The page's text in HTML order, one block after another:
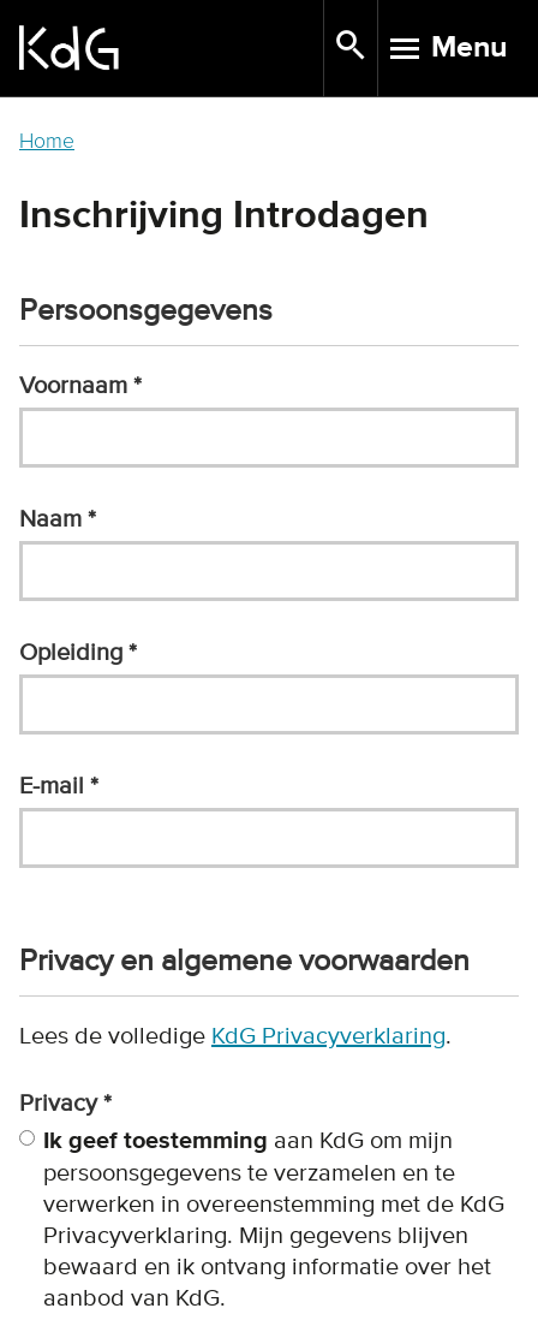
main
TOGGLE
Menu
Home
Inschrijving Introdagen
Persoonsgegevens
Voornaam
Naam
Opleiding
E-mail
Privacy en algemene voorwaarden
Lees de volledige KdG Privacyverklaring.
Privacy
Ik geef toestemming aan KdG om mijn
persoonsgegevens te verzamelen en te
verwerken in overeenstemming met de KdG
Privacyverklaring. Mijn gegevens blijven
bewaard en ik ontvang informatie over het
aanbod van KdG.